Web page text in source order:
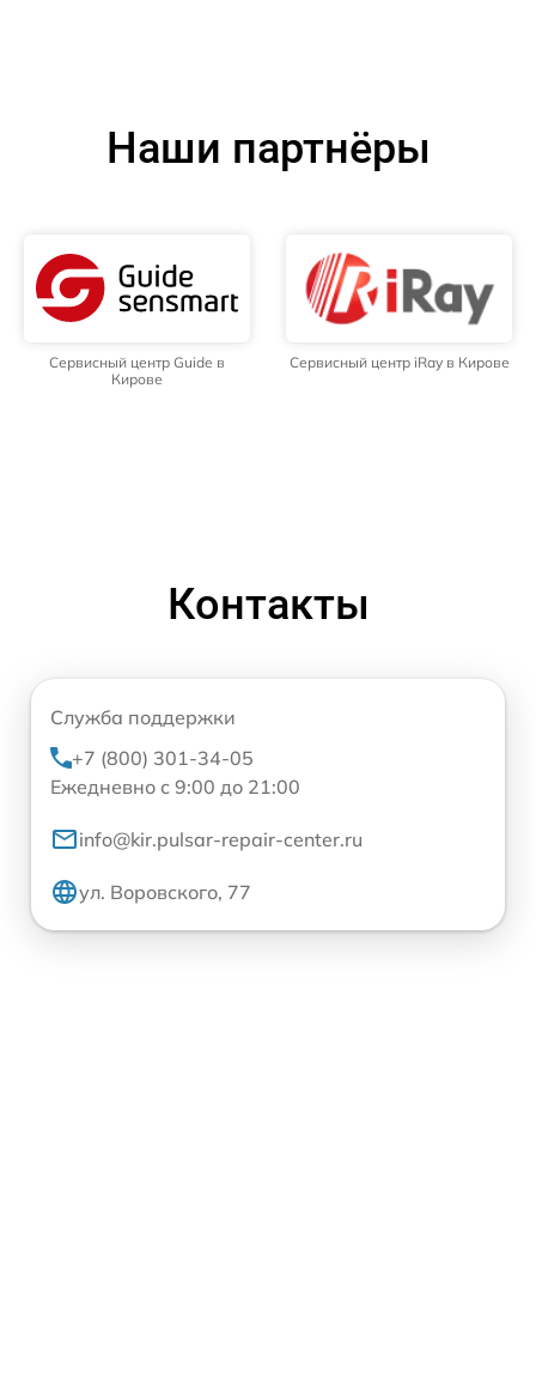
Наши партнёры
Сервисный центр Guide в
Кирове
Сервисный центр iRay в Кирове
Контакты
Служба поддержки
+7 (800) 301-34-05
Ежедневно с 9:00 до 21:00
info@kir.pulsar-repair-center.ru
ул. Воровского, 77